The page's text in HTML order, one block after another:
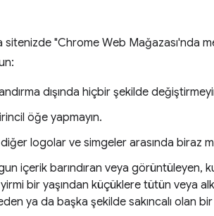
"Chrome Web Mağazası'nda
dışında hiçbir şekilde
öğe yapmayın.
logolar ve simgeler arasında biraz
içerik barındıran veya görüntüleyen,
bir yaşından küçüklere tütün veya
ya da başka şekilde sakıncalı olan